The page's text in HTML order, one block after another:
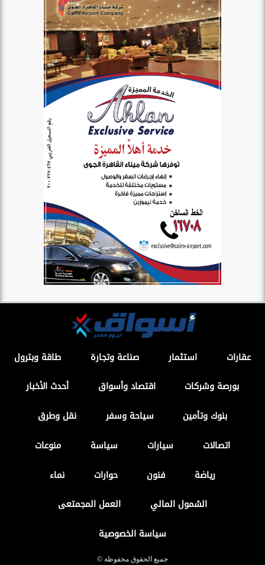
عقارات استثمار صناعة وتجارة
طاقة وبترول
بورصة وشركات
اقتصاد وأسواق
أحدث الأخبار
بنوك وتأمين
سياحة وسفر
نقل وطرق
اتصالات
سيارات سياسة
منوعات
رياضة
فنون حوارات
نماء
الشمول المالي
العمل المجمتعى
سياسة الخصوصية
جميع الحقوق محفوظة ©